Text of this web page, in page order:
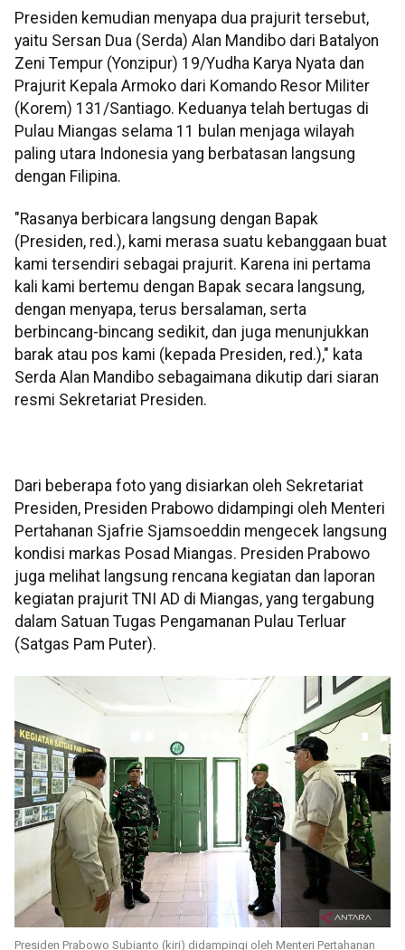
Presiden kemudian menyapa dua prajurit tersebut,
yaitu Sersan Dua (Serda) Alan Mandibo dari Batalyon
Zeni Tempur (Yonzipur) 19/Yudha Karya Nyata dan
Prajurit Kepala Armoko dari Komando Resor Militer
(Korem) 131/Santiago. Keduanya telah bertugas di
Pulau Miangas selama 11 bulan menjaga wilayah
paling utara Indonesia yang berbatasan langsung
dengan Filipina.
"Rasanya berbicara langsung dengan Bapak
(Presiden, red.), kami merasa suatu kebanggaan buat
kami tersendiri sebagai prajurit. Karena ini pertama
kali kami bertemu dengan Bapak secara langsung,
dengan menyapa, terus bersalaman, serta
berbincang-bincang sedikit, dan juga menunjukkan
barak atau pos kami (kepada Presiden, red.)," kata
Serda Alan Mandibo sebagaimana dikutip dari siaran
resmi Sekretariat Presiden.
Dari beberapa foto yang disiarkan oleh Sekretariat
Presiden, Presiden Prabowo didampingi oleh Menteri
Pertahanan Sjafrie Sjamsoeddin mengecek langsung
kondisi markas Posad Miangas. Presiden Prabowo
juga melihat langsung rencana kegiatan dan laporan
kegiatan prajurit TNI AD di Miangas, yang tergabung
dalam Satuan Tugas Pengamanan Pulau Terluar
(Satgas Pam Puter).
Presiden Prabowo Subianto (kiri) didampingi oleh Menteri Pertahanan